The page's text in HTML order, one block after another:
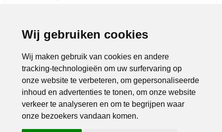
Wij gebruiken cookies
Wij maken gebruik van cookies en andere
tracking-technologieën om uw surfervaring op
onze website te verbeteren, om gepersonaliseerde
inhoud en advertenties te tonen, om onze website
verkeer te analyseren en om te begrijpen waar
onze bezoekers vandaan komen.